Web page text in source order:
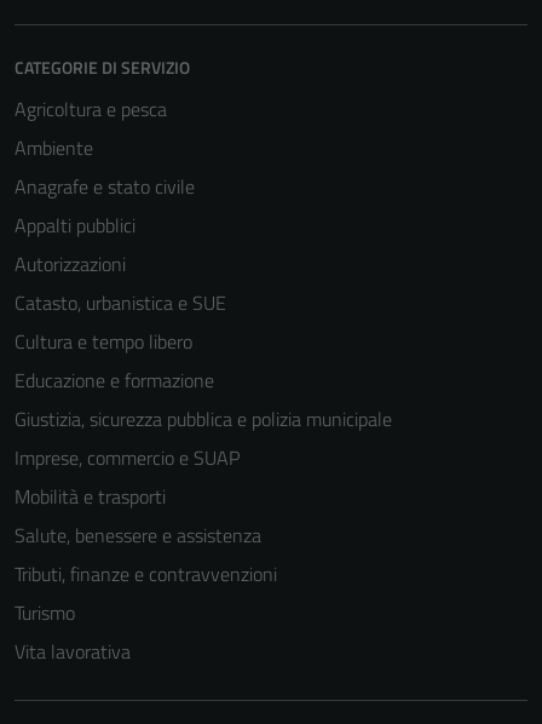
CATEGORIE DI SERVIZIO
Agricoltura e pesca
Ambiente
Anagrafe e stato civile
Appalti pubblici
Autorizzazioni
Catasto, urbanistica e SUE
Cultura e tempo libero
Educazione e formazione
Giustizia, sicurezza pubblica e polizia municipale
Imprese, commercio e SUAP
Mobilità e trasporti
Salute, benessere e assistenza
Tributi, finanze e contravvenzioni
Turismo
Vita lavorativa